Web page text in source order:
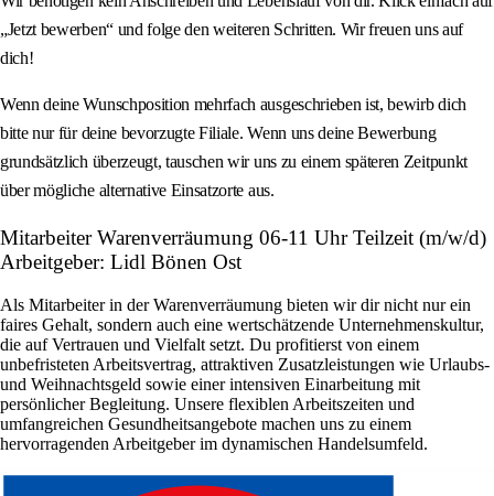
„Jetzt bewerben“ und folge den weiteren Schritten. Wir freuen uns auf
dich!
Wenn deine Wunschposition mehrfach ausgeschrieben ist, bewirb dich
bitte nur für deine bevorzugte Filiale. Wenn uns deine Bewerbung
grundsätzlich überzeugt, tauschen wir uns zu einem späteren Zeitpunkt
über mögliche alternative Einsatzorte aus.
Mitarbeiter Warenverräumung 06-11 Uhr Teilzeit (m/w/d)
Arbeitgeber: Lidl Bönen Ost
Als Mitarbeiter in der Warenverräumung bieten wir dir nicht nur ein
faires Gehalt, sondern auch eine wertschätzende Unternehmenskultur,
die auf Vertrauen und Vielfalt setzt. Du profitierst von einem
unbefristeten Arbeitsvertrag, attraktiven Zusatzleistungen wie Urlaubs-
und Weihnachtsgeld sowie einer intensiven Einarbeitung mit
persönlicher Begleitung. Unsere flexiblen Arbeitszeiten und
umfangreichen Gesundheitsangebote machen uns zu einem
hervorragenden Arbeitgeber im dynamischen Handelsumfeld.